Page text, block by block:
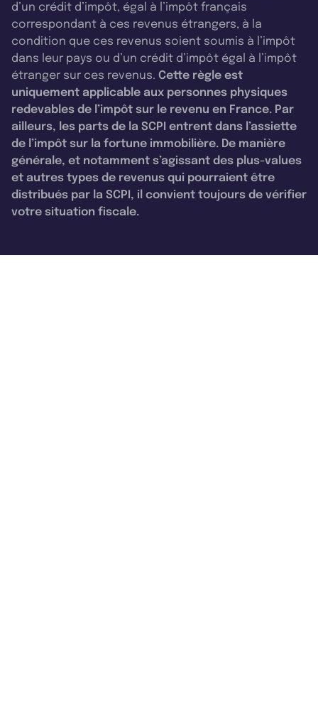
d’un crédit d’impôt, égal à l’impôt français
correspondant à ces revenus étrangers, à la
condition que ces revenus soient soumis à l’impôt
dans leur pays ou d’un crédit d’impôt égal à l’impôt
étranger sur ces revenus. Cette règle est
uniquement applicable aux personnes physiques
redevables de l’impôt sur le revenu en France. Par
ailleurs, les parts de la SCPI entrent dans l’assiette
de l’impôt sur la fortune immobilière. De manière
générale, et notamment s’agissant des plus-values
et autres types de revenus qui pourraient être
distribués par la SCPI, il convient toujours de vérifier
votre situation fiscale.